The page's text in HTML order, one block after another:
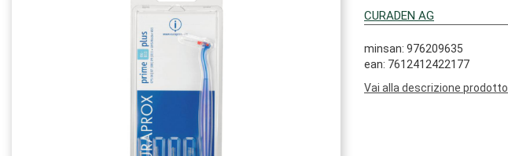
CURADEN AG
minsan: 976209635
ean: 7612412422177
Vai alla descrizione prodotto